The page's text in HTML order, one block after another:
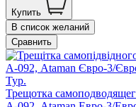
Купить
В список желаний
Сравнить
Трещотка